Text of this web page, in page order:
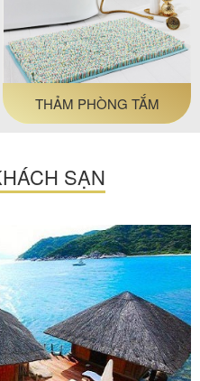
THẢM PHÒNG TẮM
SẠN